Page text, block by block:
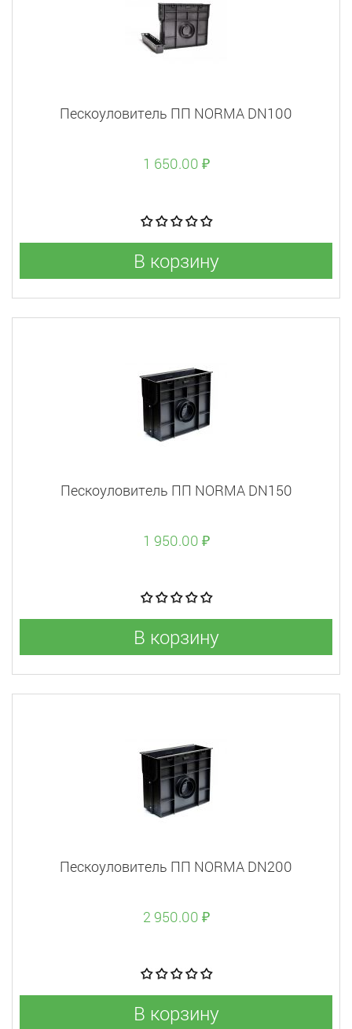
Пескоуловитель ПП NORMA DN100
1 650.00 ₽
В корзину
Пескоуловитель ПП NORMA DN150
1 950.00 ₽
В корзину
Пескоуловитель ПП NORMA DN200
2 950.00 ₽
В корзину